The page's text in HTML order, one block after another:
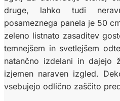
druge, lahko tudi
posameznega panela je 50
zeleno listnato zasaditev
temnejšem in svetlejšem
natančno izdelani in dajejo
izjemen naraven izgled.
vsebujejo odlično zaščito